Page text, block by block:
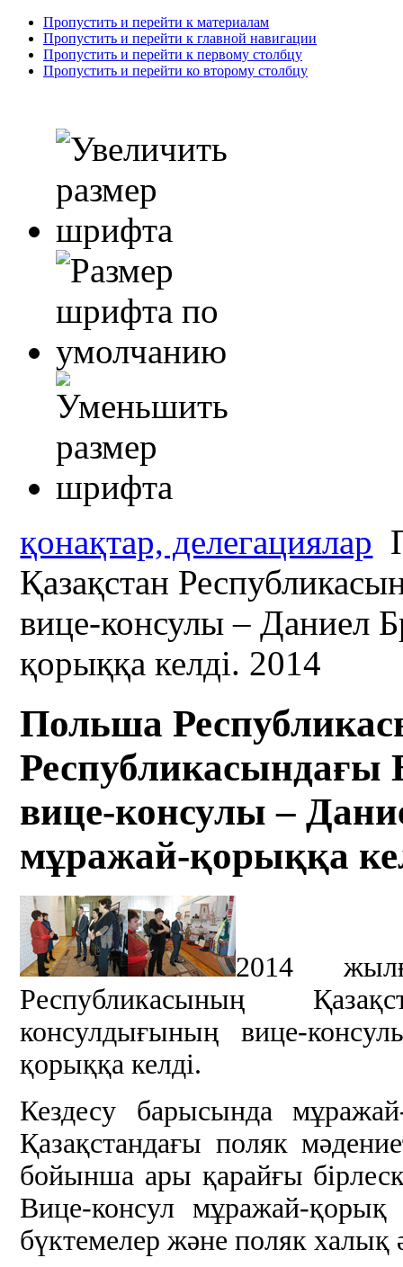
Пропустить и перейти к материалам
Пропустить и перейти к главной навигации
Пропустить и перейти к первому столбцу
Пропустить и перейти ко второму столбцу
қонақтар, делегациялар
Қазақстан
вице-консулы – Даниел
қорыққа келді. 2014
Польша
вице-консулы –
мұражай-қорыққа
2014
Республикасының
консулдығының вице-
қорыққа келді.
Кездесу барысында
Қазақстандағы поляк
бойынша ары қарайғы
Вице-консул мұражай-
бүктемелер және поляк халық